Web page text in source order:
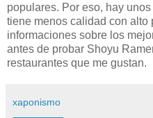
populares. Por eso, hay
tiene menos calidad con alto
informaciones sobre los
antes de probar Shoyu
restaurantes que me gustan.
xaponismo